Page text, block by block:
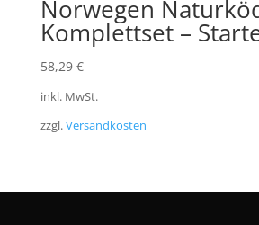
Norwegen
Komplettset –
58,29 €
inkl. MwSt.
zzgl.Versandkosten